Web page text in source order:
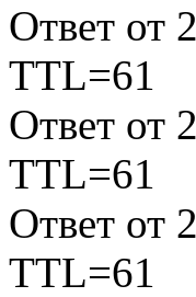
Ответ от
TTL=61
Ответ от
TTL=61
Ответ от
TTL=61